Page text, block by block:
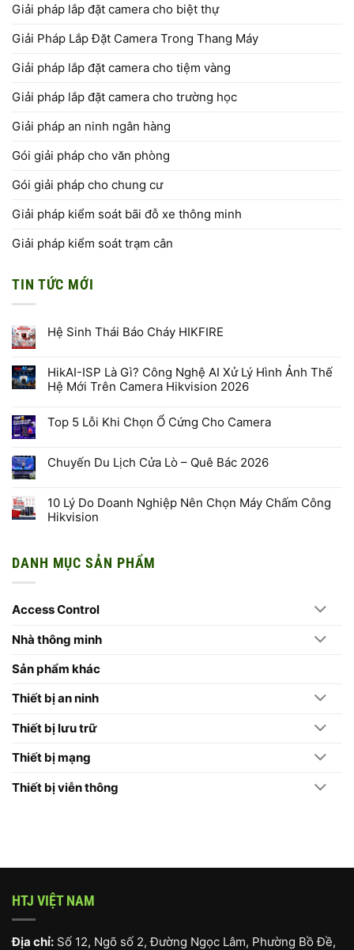
Giải pháp lắp đặt camera cho biệt thự
Giải Pháp Lắp Đặt Camera Trong Thang Máy
Giải pháp lắp đặt camera cho tiệm vàng
Giải pháp lắp đặt camera cho trường học
Giải pháp an ninh ngân hàng
Gói giải pháp cho văn phòng
Gói giải pháp cho chung cư
Giải pháp kiểm soát bãi đỗ xe thông minh
Giải pháp kiểm soát trạm cân
TIN TỨC MỚI
Hệ Sinh Thái Báo Cháy HIKFIRE
bình
luận
ở
Hệ
Báo
Cháy
HikAI-ISP Là Gì? Công Nghệ AI Xử Lý Hình Ảnh Thế
Hệ Mới Trên Camera Hikvision 2026
bình
luận
ISP
Là
Nghệ
AI
Xử
Lý
Hệ
2026
Top 5 Lỗi Khi Chọn Ổ Cứng Cho Camera
bình
luận
Lỗi
Khi
Chọn
Camera
Chuyến Du Lịch Cửa Lò – Quê Bác 2026
bình
luận
ở
Chuyến
10 Lý Do Doanh Nghiệp Nên Chọn Máy Chấm Công
Hikvision
luận
ở
Doanh
Nghiệp
Chọn
Máy
Công
Hikvision
DANH MỤC SẢN PHẨM
Access Control
Nhà thông minh
Sản phẩm khác
Thiết bị an ninh
Thiết bị lưu trữ
Thiết bị mạng
Thiết bị viễn thông
HTJ VIỆT NAM
Địa chỉ: Số 12, Ngõ số 2, Đường Ngọc Lâm, Phường Bồ Đề,